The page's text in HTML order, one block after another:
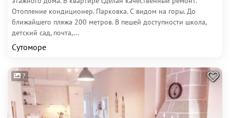
Отопление кондиционер. Парковка. С видом на горы. До
ближайшего пляжа 200 метров. В пешей доступности школа,
детский сад, почта,...
Сутоморе
7